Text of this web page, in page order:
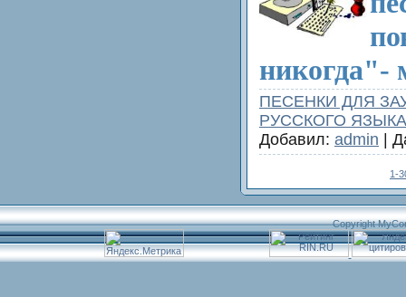
никогда"-
ПЕСЕНКИ ДЛЯ
РУССКОГО ЯЗЫКА
Добавил: admin |
1-
Copyright